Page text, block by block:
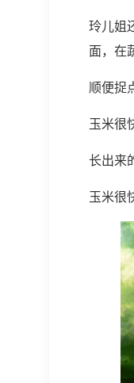
玲儿姐
面，在
顺便捉
玉米很
长出来
玉米很